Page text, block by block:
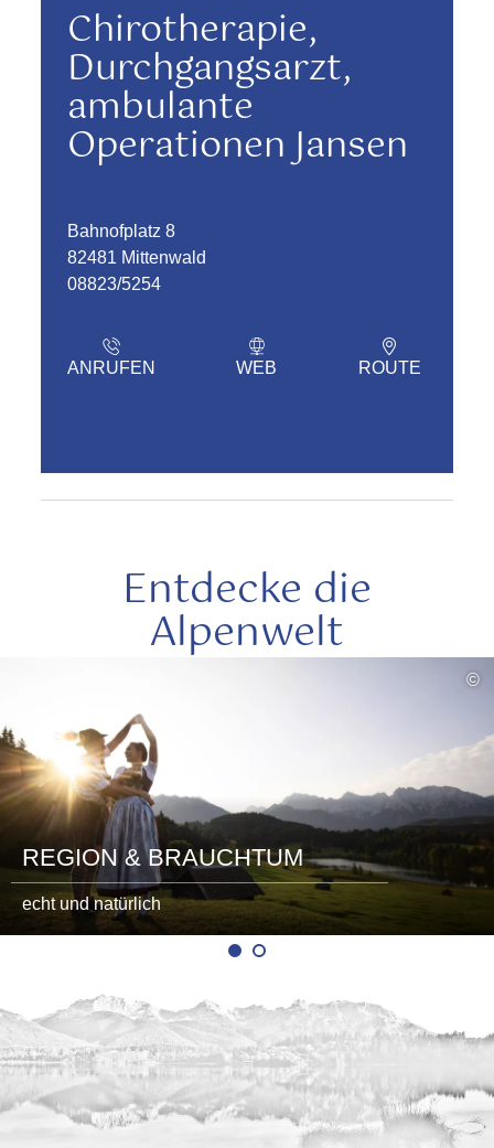
Chirotherapie,
Durchgangsarzt,
ambulante
Operationen Jansen
Bahnofplatz 8
82481 Mittenwald
08823/5254
ANRUFEN WEB ROUTE
Entdecke die
Alpenwelt
©
REGION & BRAUCHTUM
echt und natürlich